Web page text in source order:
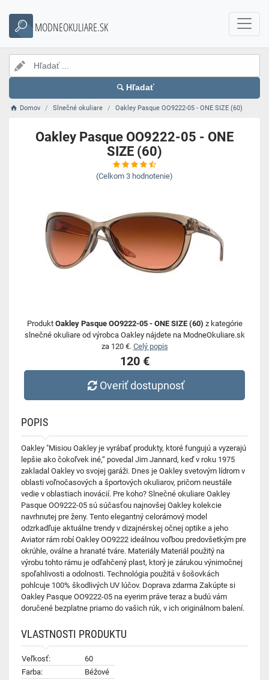
MODNEOKULIARE.SK
Hľadať
Domov Slnečné okuliare Oakley Pasque OO9222-05 - ONE SIZE (60)
Oakley Pasque OO9222-05 - ONE
SIZE (60)
(Celkom 3 hodnotenie)
Produkt Oakley Pasque OO9222-05 - ONE SIZE (60) z kategórie
slnečné okuliare od výrobca Oakley nájdete na ModneOkuliare.sk
za 120 €. Celý popis
120 €
Overiť dostupnosť
POPIS
Oakley "Misiou Oakley je vyrábať produkty, ktoré fungujú a vyzerajú
lepšie ako čokoľvek iné,“ povedal Jim Jannard, keď v roku 1975
zakladal Oakley vo svojej garáži. Dnes je Oakley svetovým lídrom v
oblasti voľnočasových a športových okuliarov, pričom neustále
vedie v oblastiach inovácií. Pre koho? Slnečné okuliare Oakley
Pasque OO9222-05 sú súčasťou najnovšej Oakley kolekcie
navrhnutej pre ženy. Tento elegantný celorámový model
odzrkadľuje aktuálne trendy v dizajnérskej očnej optike a jeho
Aviator rám robí Oakley OO9222 ideálnou voľbou predovšetkým pre
okrúhle, oválne a hranaté tváre. Materiály Materiál použitý na
výrobu tohto rámu je odľahčený plast, ktorý je zárukou výnimočnej
spoľahlivosti a odolnosti. Technológia použitá v šošovkách
pohlcuje 100% škodlivých UV lúčov. Doprava zdarma Zakúpte si
Oakley Pasque OO9222-05 na eyerim práve teraz a budú vám
doručené bezplatne priamo do vašich rúk, v ich originálnom balení.
VLASTNOSTI PRODUKTU
Veľkosť:
60
Farba:
Béžové